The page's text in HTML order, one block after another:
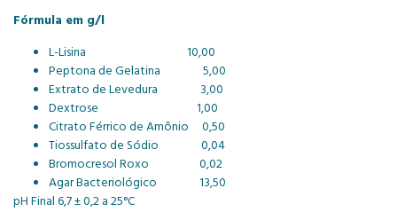
Fórmula em g/l
L-Lisina 10,00
Peptona de Gelatina 5,00
Extrato de Levedura 3,00
Dextrose 1,00
Citrato Férrico de Amônio 0,50
Tiossulfato de Sódio 0,04
Bromocresol Roxo 0,02
Agar Bacteriológico 13,50
pH Final 6,7 ± 0,2 a 25°C